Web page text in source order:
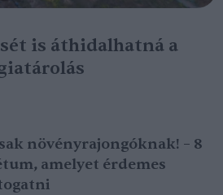
is áthidalhatná a
növényrajongóknak! – 8
amelyet érdemes